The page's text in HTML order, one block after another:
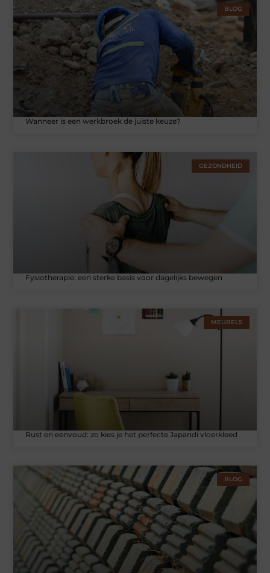
BLOG
Wanneer is een werkbroek de juiste keuze?
GEZONDHEID
Fysiotherapie: een sterke basis voor dagelijks bewegen
MEUBELS
Rust en eenvoud: zo kies je het perfecte Japandi vloerkleed
BLOG